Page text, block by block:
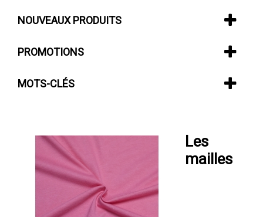
NOUVEAUX PRODUITS
PROMOTIONS
MOTS-CLÉS
Les
mailles